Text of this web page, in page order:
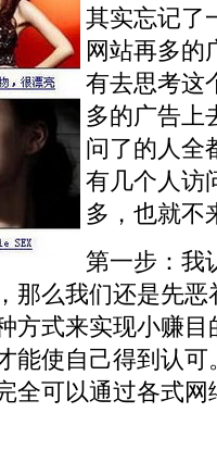
其实忘记了
网站再多的
有去思考这
多的广告上
问了的人全
有几个人访
多，也就不
第一步：我
那么我们还是先
方式来实现小赚
能使自己得到认
全可以通过各式